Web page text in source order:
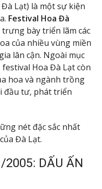
Lạt) là một sự kiện
Festival Hoa Đà
bày triển lãm các
của nhiều vùng miền
lân cận. Ngoài mục
Hoa Đà Lạt còn
hoa và ngành trồng
đầu tư, phát triển
nét đặc sắc nhất
Đà Lạt.
2005: DẤU ẤN